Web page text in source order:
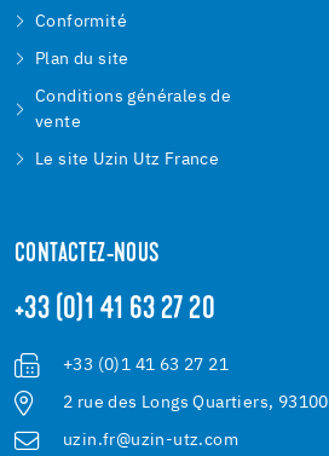
Conformité
Plan du site
Conditions générales de
vente
Le site Uzin Utz France
CONTACTEZ-NOUS
+33 (0)1 41 63 27 20
+33 (0)1 41 63 27 21
2 rue des Longs Quartiers,
uzin.fr@uzin-utz.com